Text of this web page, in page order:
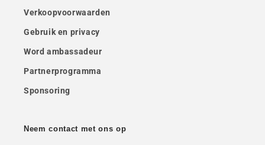
Verkoopvoorwaarden
Gebruik en privacy
Word ambassadeur
Partnerprogramma
Sponsoring
Neem contact met ons op